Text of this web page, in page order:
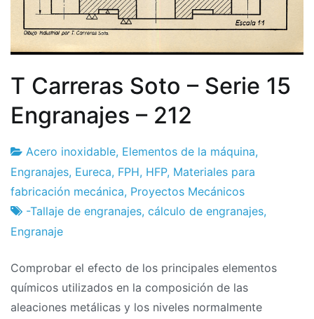
T Carreras Soto – Serie 15
Engranajes – 212
Fábrica
de
proyectos
19
de
febrero
de
Acero inoxidable, Elementos de la máquina,
Engranajes, Eureca, FPH, HFP, Materiales para
fabricación mecánica, Proyectos Mecánicos
-Tallaje de engranajes, cálculo de engranajes,
Engranaje
Comprobar el efecto de los principales elementos
químicos utilizados en la composición de las
aleaciones metálicas y los niveles normalmente